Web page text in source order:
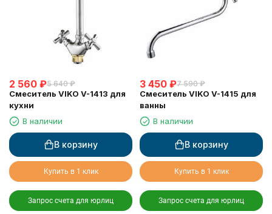
2 560 ₽5 640 ₽
Смеситель VIKO V-1413 для
кухни
В наличии
В корзину
Купить в 1 клик
Запрос счета для юрлиц
3 450 ₽7 590 ₽
Смеситель VIKO V-1415 для
ванны
В наличии
В корзину
Купить в 1 клик
Запрос счета для юрлиц